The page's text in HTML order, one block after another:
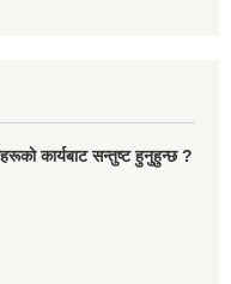
कार्यबाट सन्तुष्ट हुनुहुन्छ ?